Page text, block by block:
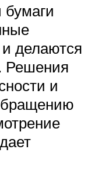
бумаги
делаются
Решения
и